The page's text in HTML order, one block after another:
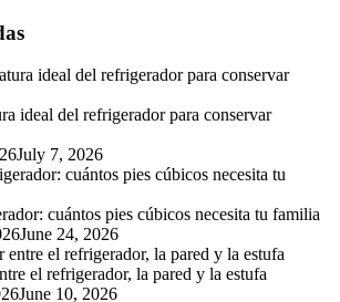
ideal del refrigerador para conservar
July 7, 2026
cuántos pies cúbicos necesita tu familia
June 24, 2026
el refrigerador, la pared y la estufa
June 10, 2026